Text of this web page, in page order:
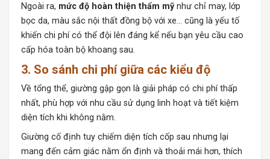
Ngoài ra, mức độ hoàn thiện thẩm mỹ như chỉ may, lớp
bọc da, màu sắc nội thất đồng bộ với xe… cũng là yếu tố
khiến chi phí có thể đội lên đáng kể nếu bạn yêu cầu cao
cấp hóa toàn bộ khoang sau.
3. So sánh chi phí giữa các kiểu độ
Về tổng thể, giường gập gọn là giải pháp có chi phí thấp
nhất, phù hợp với nhu cầu sử dụng linh hoạt và tiết kiệm
diện tích khi không nằm.
Giường cố định tuy chiếm diện tích cốp sau nhưng lại
mang đến cảm giác nằm ổn định và thoải mái hơn, thích